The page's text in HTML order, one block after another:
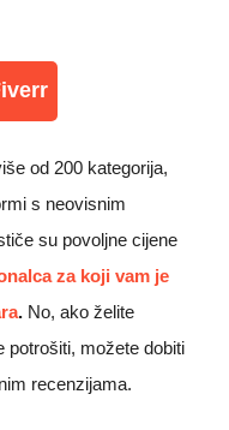
od 200 kategorija,
s neovisnim
su povoljne cijene
za koji vam je
. No, ako želite
potrošiti, možete dobiti
recenzijama.